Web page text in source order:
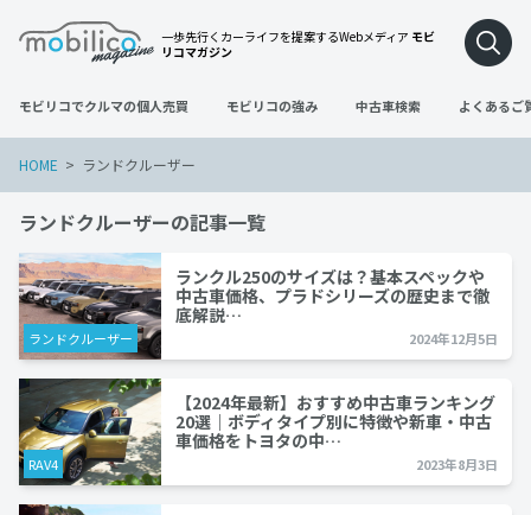
一歩先行くカーライフを提案するWebメディア モビ
リコマガジン
モビリコでクルマの個人売買 モビリコの強み 中古車検索 よくあるご
HOME ランドクルーザー
ランドクルーザーの記事一覧
ランドクルーザー
ランクル250のサイズは？基本スペックや
中古車価格、プラドシリーズの歴史まで徹
底解説…
2024年12月5日
RAV4
【2024年最新】おすすめ中古車ランキング
20選｜ボディタイプ別に特徴や新車・中古
車価格をトヨタの中…
2023年8月3日